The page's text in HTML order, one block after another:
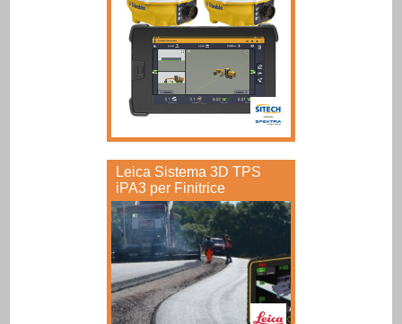
Leica Sistema 3D TPS
iPA3 per Finitrice